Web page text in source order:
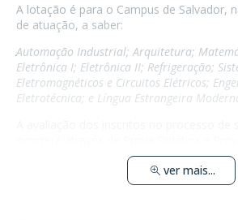
A lotação é para o Campus de Salvador,
de atuação, a saber:
Automação Industrial; Arquitetura;
Eletrônica I; Eletrônica II; Refrigeração;
Eletromagnéticos e Circuitos Elétricos;
Eletrotécnica; e Língua Estrangeira
ver mais...